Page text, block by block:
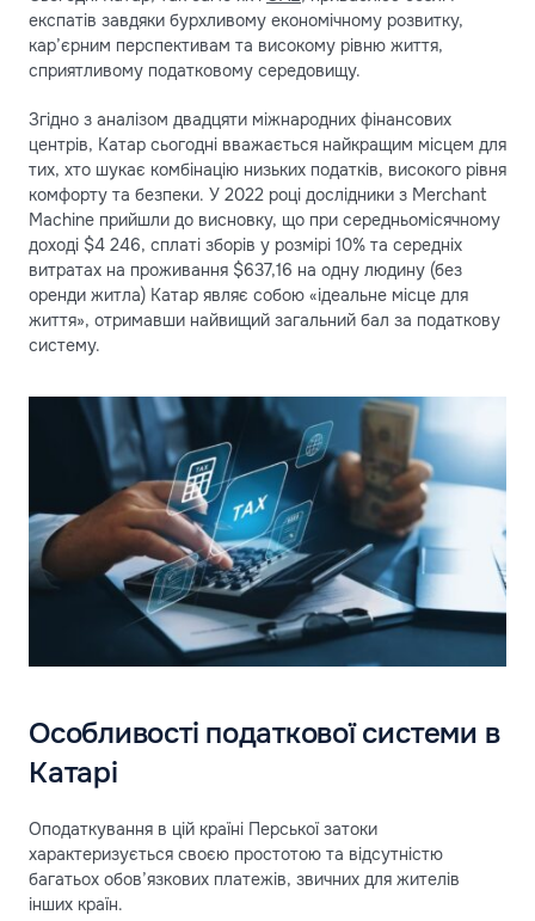
експатів завдяки бурхливому економічному розвитку,
кар’єрним перспективам та високому рівню життя,
сприятливому податковому середовищу.
Згідно з аналізом двадцяти міжнародних фінансових
центрів, Катар сьогодні вважається найкращим місцем для
тих, хто шукає комбінацію низьких податків, високого рівня
комфорту та безпеки. У 2022 році дослідники з Merchant
Machine прийшли до висновку, що при середньомісячному
доході $4 246, сплаті зборів у розмірі 10% та середніх
витратах на проживання $637,16 на одну людину (без
оренди житла) Катар являє собою «ідеальне місце для
життя», отримавши найвищий загальний бал за податкову
систему.
Особливості податкової системи в
Катарі
Оподаткування в цій країні Перської затоки
характеризується своєю простотою та відсутністю
багатьох обов’язкових платежів, звичних для жителів
інших країн.